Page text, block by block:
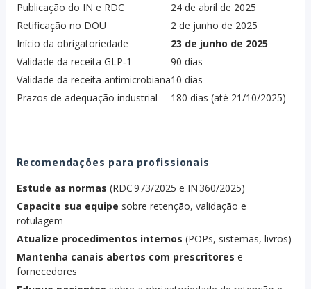
Publicação do IN e RDC
24 de abril de 2025
Retificação no DOU
2 de junho de 2025
Início da obrigatoriedade
23 de junho de 2025
Validade da receita GLP‑1
90 dias
Validade da receita antimicrobiana10 dias
Prazos de adequação industrial
180 dias (até 21/10/2025)
Recomendações para profissionais
Estude as normas (RDC 973/2025 e IN 360/2025)
Capacite sua equipe sobre retenção, validação e
rotulagem
Atualize procedimentos internos (POPs, sistemas, livros)
Mantenha canais abertos com prescritores e
fornecedores